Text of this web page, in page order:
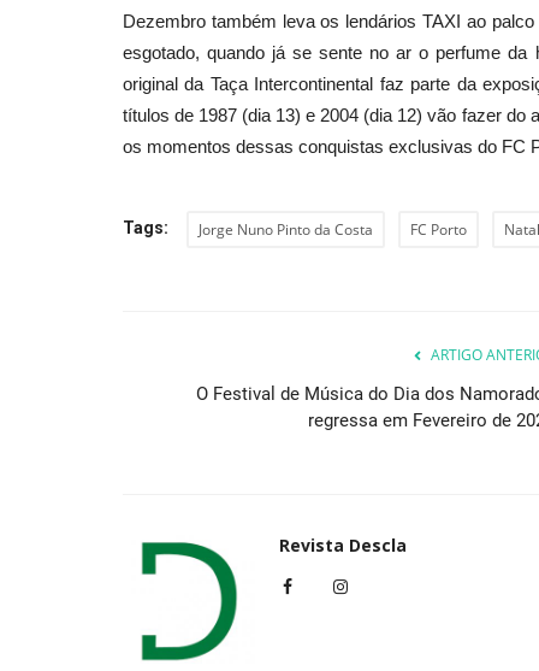
Dezembro também leva os lendários TAXI ao
esgotado, quando já se sente no ar o perfume
original da Taça Intercontinental faz parte da
títulos de 1987 (dia 13) e 2004 (dia 12) vão fazer
os momentos dessas conquistas exclusivas do FC
Tags: Jorge Nuno Pinto da Costa FC Porto Natal
ARTIGO
O Festival de Música do Dia dos
regressa em Fevereiro de
Revista Descla
MUDA - Novo espetáculo com
Artística de Clara...
Revista Descla